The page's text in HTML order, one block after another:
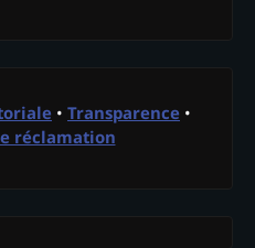
• Transparence •
réclamation